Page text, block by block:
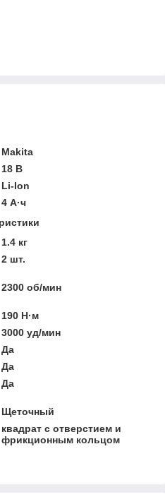
Makita
18 В
Li-Ion
4 А·ч
1.4 кг
2 шт.
2300 об/мин
190 Н·м
3000 уд/мин
Да
Да
Да
Щеточный
квадрат с отверстием и
фрикционным кольцом